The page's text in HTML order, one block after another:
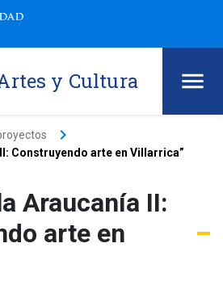
y Cultura
keyboard_arrow_right
Construyendo arte en Villarrica”
Araucanía II:
arte en